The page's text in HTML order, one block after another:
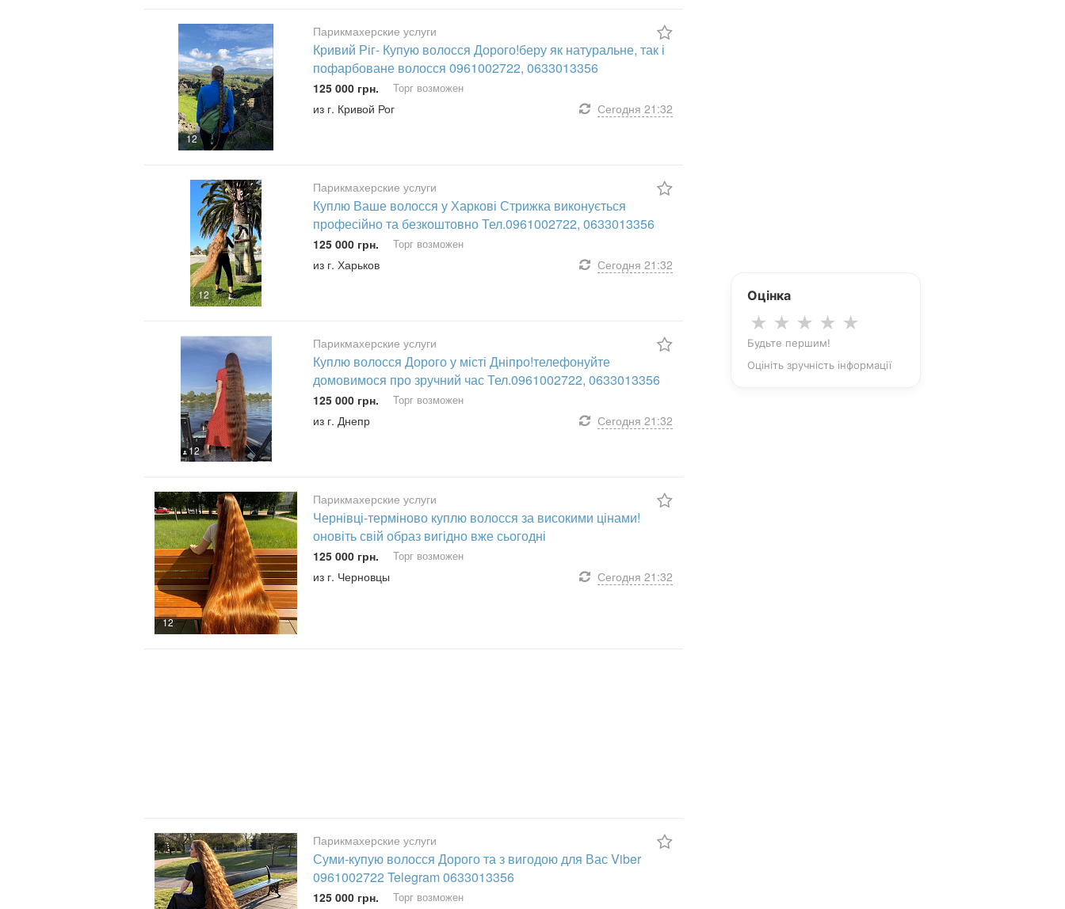
12
Парикмахерские услуги
Кривий Ріг- Купую волосся Дорого!беру як натуральне, так і
пофарбоване волосся 0961002722, 0633013356
125 000 грн. Торг возможен
из г. Кривой Рог Сегодня 21:32
12
Парикмахерские услуги
Куплю Ваше волосся у Харкові Стрижка виконується
професійно та безкоштовно Тел.0961002722, 0633013356
125 000 грн. Торг возможен
из г. Харьков Сегодня 21:32
12
Парикмахерские услуги
Куплю волосся Дорого у місті Дніпро!телефонуйте
домовимося про зручний час Тел.0961002722, 0633013356
125 000 грн. Торг возможен
из г. Днепр Сегодня 21:32
12
Парикмахерские услуги
Чернівці-терміново куплю волосся за високими цінами!
оновіть свій образ вигідно вже сьогодні
125 000 грн. Торг возможен
из г. Черновцы Сегодня 21:32
Парикмахерские услуги
Суми-купую волосся Дорого та з вигодою для Вас Viber
0961002722 Telegram 0633013356
125 000 грн. Торг возможен
Оцінка
★ ★ ★ ★ ★
Будьте першим!
Оцініть зручність інформації